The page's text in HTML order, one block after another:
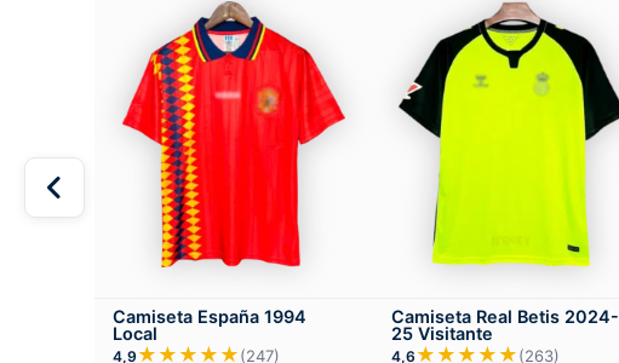
Camiseta España 1994
Local
4,9 ★★★★★(247)
Camiseta Real Betis 2024-
25 Visitante
4,6 ★★★★★(263)